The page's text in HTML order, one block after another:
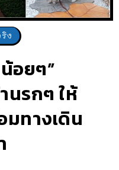
ง
อยๆ”
นรกๆ ให้
ทางเดิน